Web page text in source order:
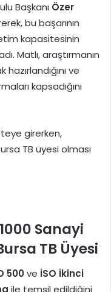
Başkanı Özer
bu başarının
kapasitesinin
Matlı, araştırmanın
ve
kapsadığını
girerken,
TB üyesi olması
Sanayi
TB Üyesi
500ve İSO İkinci
ile temsil edildiğini